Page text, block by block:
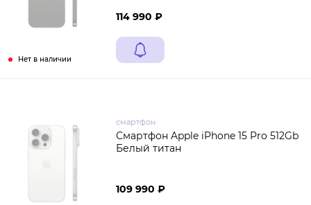
Нет в наличии
114 990 ₽
смартфон
Смартфон Apple iPhone 15 Pro 512Gb
Белый титан
109 990 ₽